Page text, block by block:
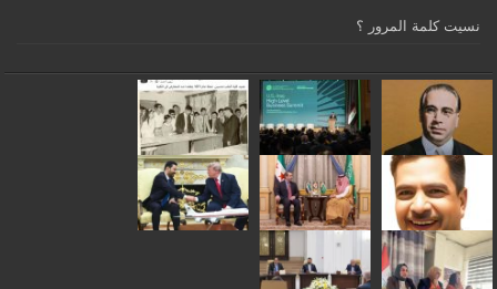
نسيت كلمة المرور ؟